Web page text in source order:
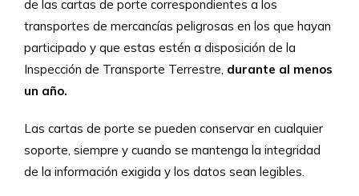
de las cartas de porte correspondientes a los
transportes de mercancías peligrosas en los que hayan
participado y que estas estén a disposición de la
Inspección de Transporte Terrestre, durante al menos
un año.
Las cartas de porte se pueden conservar en cualquier
soporte, siempre y cuando se mantenga la integridad
de la información exigida y los datos sean legibles.